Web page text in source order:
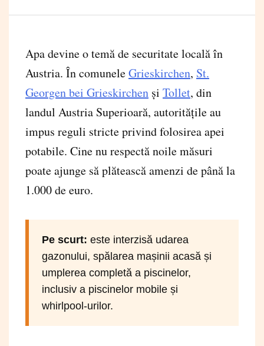
Apa devine o temă de securitate locală în
Austria. În comuneleGrieskirchen, St.
Georgen bei Grieskirchen și Tollet, din
landul Austria Superioară, autoritățile au
impus reguli stricte privind folosirea apei
potabile. Cine nu respectă noile măsuri
poate ajunge să plătească amenzi de până la
1.000 de euro.
Pe scurt: este interzisă udarea
gazonului, spălarea mașinii acasă și
umplerea completă a piscinelor,
inclusiv a piscinelor mobile și
whirlpool-urilor.